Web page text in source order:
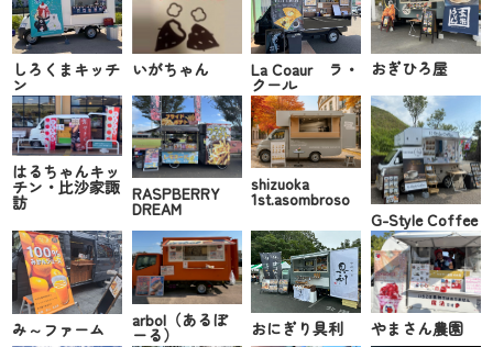
しろくまキッチ
ン
いがちゃん La Coaur ラ・
クール
おぎひろ屋
はるちゃんキッ
チン・比沙家諏
訪 RASPBERRY
DREAM
shizuoka
1st.asombroso
G-Style Coffee
み～ファーム arbol（あるぼ
ーる） おにぎり具利 やまさん農園